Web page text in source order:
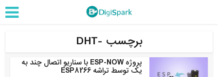
برچسب -DHT
پروژه ESP-NOW با سناریو اتصال چند به
یک توسط تراشه ESP8266